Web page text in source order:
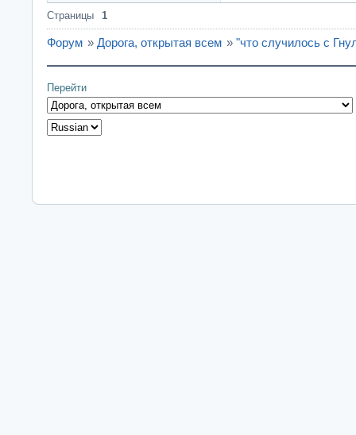
Страницы 1
Форум » Дорога, открытая всем » "что случилось с
Перейти